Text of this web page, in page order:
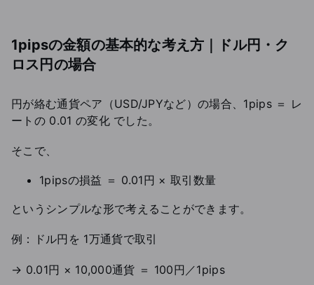
1pipsの金額の基本的な考え方｜ドル円・ク
ロス円の場合
円が絡む通貨ペア（USD/JPYなど）の場合、1pips ＝ レ
ートの 0.01 の変化 でした。
そこで、
1pipsの損益 ＝ 0.01円 × 取引数量
というシンプルな形で考えることができます。
例：ドル円を 1万通貨で取引
→ 0.01円 × 10,000通貨 ＝ 100円／1pips